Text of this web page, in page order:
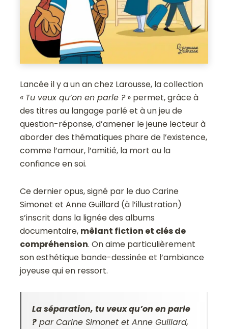
Lancée il y a un an chez Larousse, la collection
« Tu veux qu’on en parle ?» permet, grâce à
des titres au langage parlé et à un jeu de
question-réponse, d’amener le jeune lecteur à
aborder des thématiques phare de l’existence,
comme l’amour, l’amitié, la mort ou la
confiance en soi.
Ce dernier opus, signé par le duo Carine
Simonet et Anne Guillard (à l’illustration)
s’inscrit dans la lignée des albums
documentaire, mêlant fiction et clés de
compréhension. On aime particulièrement
son esthétique bande-dessinée et l’ambiance
joyeuse qui en ressort.
La séparation, tu veux qu’on en parle
? par Carine Simonet et Anne Guillard,